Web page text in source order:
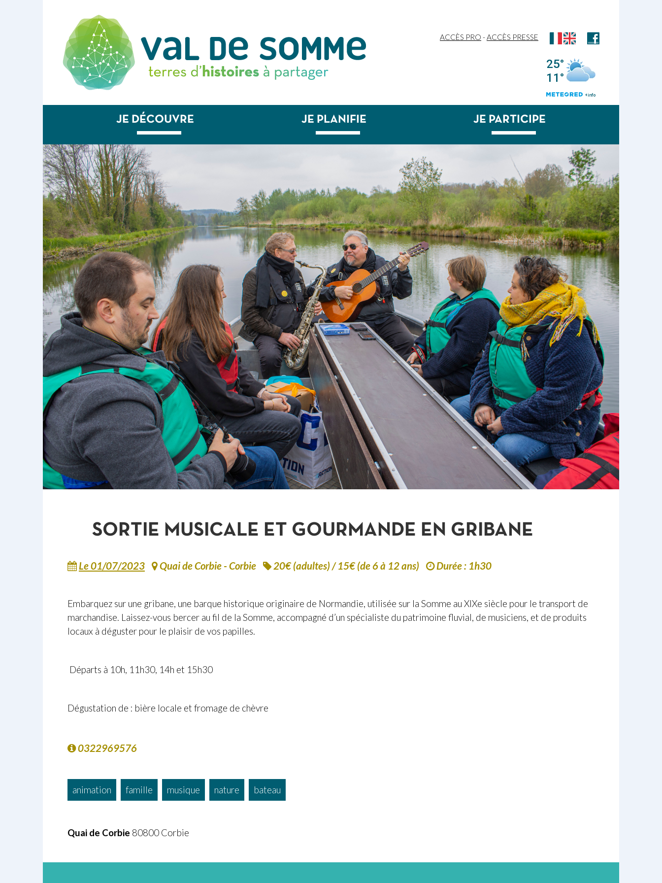
ACCÈS PRO -ACCÈS PRESSE
JE DÉCOUVRE JE PLANIFIE JE PARTICIPE
SORTIE MUSICALE ET GOURMANDE EN GRIBANE
Le 01/07/2023 Quai de Corbie - Corbie 20€ (adultes) / 15€ (de 6 à 12 ans) Durée : 1h30
Embarquez sur une gribane, une barque historique originaire de Normandie, utilisée sur la Somme au XIXe siècle pour le transport de
marchandise. Laissez-vous bercer au fil de la Somme, accompagné d’un spécialiste du patrimoine fluvial, de musiciens, et de produits
locaux à déguster pour le plaisir de vos papilles.
Départs à 10h, 11h30, 14h et 15h30
Dégustation de : bière locale et fromage de chèvre
0322969576
animation famille musique nature bateau
Quai de Corbie 80800 Corbie